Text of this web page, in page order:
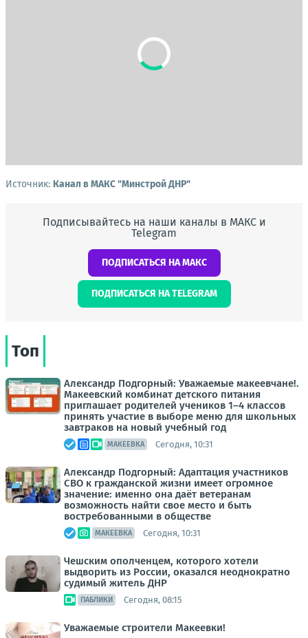
Источник: Канал в МАКС "Минстрой ДНР"
Подписывайтесь на наши каналы в МАКС и
Telegram
ПОДПИСАТЬСЯ НА МАКС
ПОДПИСАТЬСЯ НА TELEGRAM
Топ
Александр Подгорный: Уважаемые макеевчане!.
Макеевский комбинат детского питания
приглашает родителей учеников 1–4 классов
принять участие в выборе меню для школьных
завтраков на новый учебный год
МАКЕЕВКА Сегодня, 10:31
Александр Подгорный: Адаптация участников
СВО к гражданской жизни имеет огромное
значение: именно она даёт ветеранам
возможность найти свое место и быть
востребованными в обществе
МАКЕЕВКА Сегодня, 10:31
Чешским ополченцем, которого хотели
выдворить из России, оказался неоднократно
судимый житель ДНР
ПАБЛИКИ Сегодня, 08:15
Уважаемые строители Макеевки!